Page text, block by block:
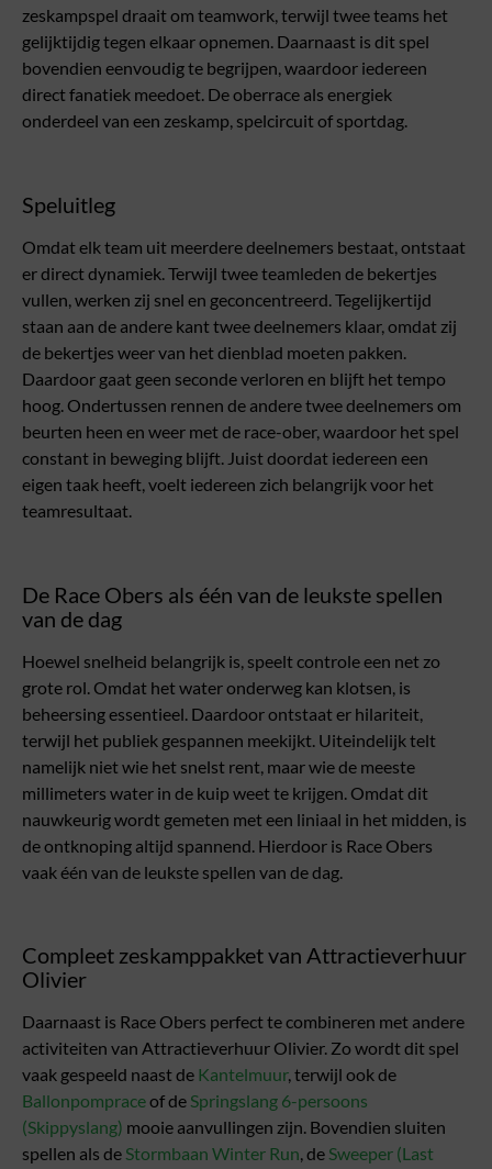
zeskampspel draait om teamwork, terwijl twee teams het
gelijktijdig tegen elkaar opnemen. Daarnaast is dit spel
bovendien eenvoudig te begrijpen, waardoor iedereen
direct fanatiek meedoet. De oberrace als energiek
onderdeel van een zeskamp, spelcircuit of sportdag.
Speluitleg
Omdat elk team uit meerdere deelnemers bestaat, ontstaat
er direct dynamiek. Terwijl twee teamleden de bekertjes
vullen, werken zij snel en geconcentreerd. Tegelijkertijd
staan aan de andere kant twee deelnemers klaar, omdat zij
de bekertjes weer van het dienblad moeten pakken.
Daardoor gaat geen seconde verloren en blijft het tempo
hoog. Ondertussen rennen de andere twee deelnemers om
beurten heen en weer met de race-ober, waardoor het spel
constant in beweging blijft. Juist doordat iedereen een
eigen taak heeft, voelt iedereen zich belangrijk voor het
teamresultaat.
De Race Obers als één van de leukste spellen
van de dag
Hoewel snelheid belangrijk is, speelt controle een net zo
grote rol. Omdat het water onderweg kan klotsen, is
beheersing essentieel. Daardoor ontstaat er hilariteit,
terwijl het publiek gespannen meekijkt. Uiteindelijk telt
namelijk niet wie het snelst rent, maar wie de meeste
millimeters water in de kuip weet te krijgen. Omdat dit
nauwkeurig wordt gemeten met een liniaal in het midden, is
de ontknoping altijd spannend. Hierdoor is Race Obers
vaak één van de leukste spellen van de dag.
Compleet zeskamppakket van Attractieverhuur
Olivier
Daarnaast is Race Obers perfect te combineren met andere
activiteiten van Attractieverhuur Olivier. Zo wordt dit spel
vaak gespeeld naast de Kantelmuur, terwijl ook de
Ballonpompraceof de Springslang 6-persoons
(Skippyslang) mooie aanvullingen zijn. Bovendien sluiten
spellen als de Stormbaan Winter Run, de Sweeper (Last